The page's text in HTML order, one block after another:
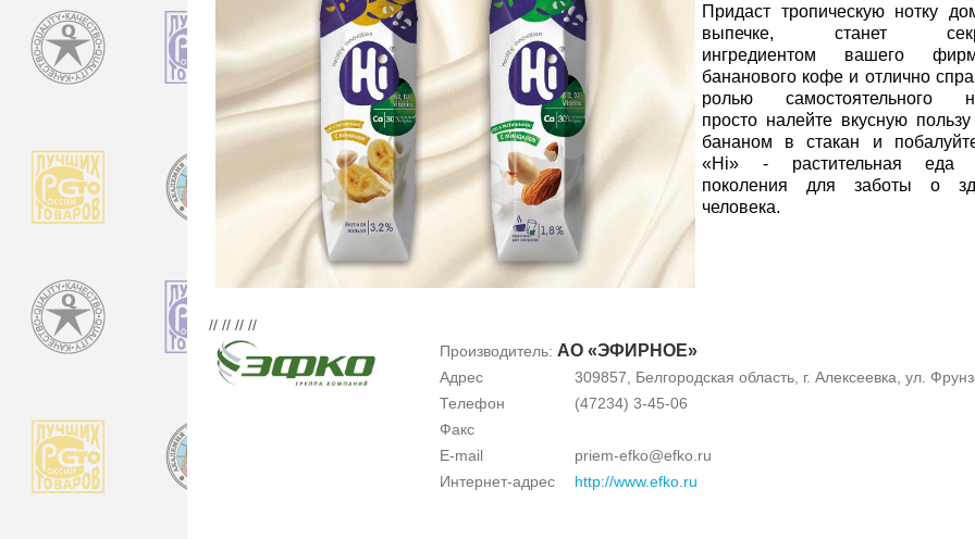
Придаст тропическую нотку
выпечке, станет
ингредиентом вашего
бананового кофе и отлично
ролью самостоятельного
просто налейте вкусную
бананом в стакан и
«Hi» - растительная еда
поколения для заботы о
человека.
// // // //
Производитель: АО «ЭФИРНОЕ»
Адрес
309857, Белгородская область, г. Алексеевка, ул.
Телефон
(47234) 3-45-06
Факс
E-mail
priem-efko@efko.ru
Интернет-адрес
http://www.efko.ru